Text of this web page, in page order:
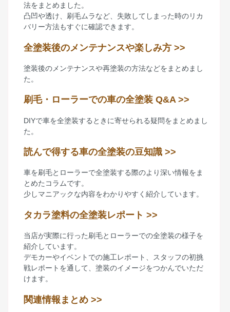
法をまとめました。
凸凹や透け、刷毛ムラなど、失敗してしまった時のリカ
バリー方法もすぐに確認できます。
全塗装後のメンテナンスや楽しみ方 >>
塗装後のメンテナンスや再塗装の方法などをまとめまし
た。
刷毛・ローラーでの車の全塗装 Q&A >>
DIYで車を全塗装するときに寄せられる疑問をまとめまし
た。
読んで得する車の全塗装の豆知識 >>
車を刷毛とローラーで全塗装する際のより深い情報をま
とめたコラムです。
少しマニアックな内容をわかりやすく紹介しています。
タカラ塗料の全塗装レポート >>
当店が実際に行った刷毛とローラーでの全塗装の様子を
紹介しています。
デモカーやイベントでの施工レポート、スタッフの初挑
戦レポートを通して、塗装のイメージをつかんでいただ
けます。
関連情報まとめ >>